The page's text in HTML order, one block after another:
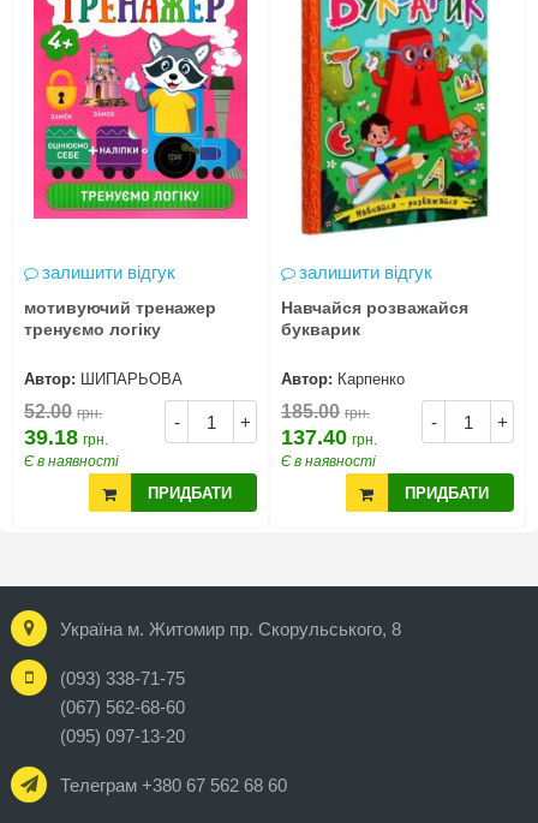
залишити відгук
мотивуючий тренажер
тренуємо логіку
Автор: ШИПАРЬОВА
- +
52.00 грн.
39.18 грн.
Є в наявності
ПРИДБАТИ
залишити відгук
Навчайся розважайся
букварик
Автор: Карпенко
- +
185.00 грн.
137.40 грн.
Є в наявності
ПРИДБАТИ
Україна м. Житомир пр. Скорульського, 8
(093) 338-71-75
(067) 562-68-60
(095) 097-13-20
Телеграм +380 67 562 68 60